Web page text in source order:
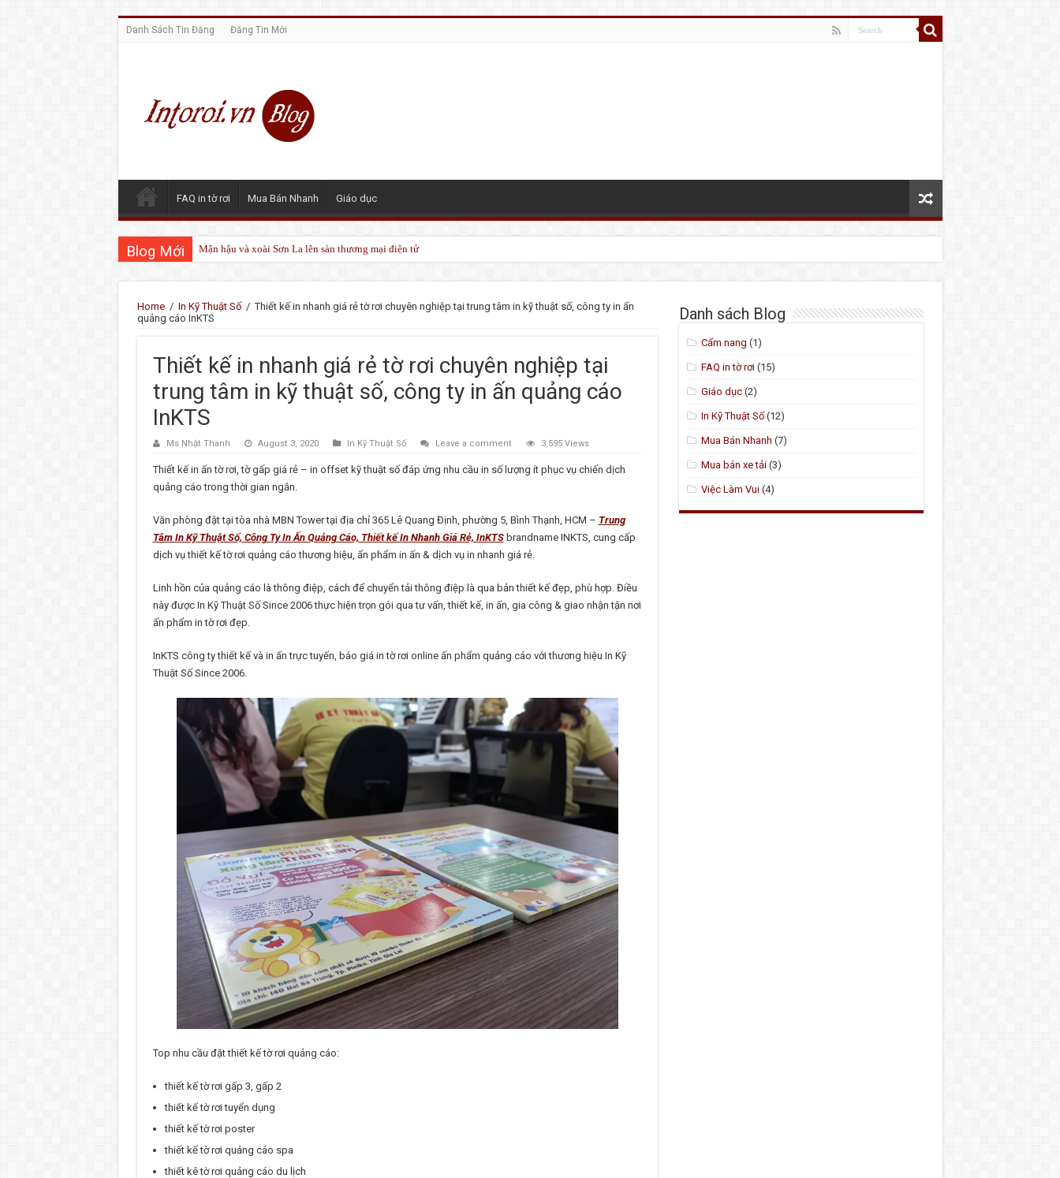
Danh Sách Tin Đăng Đăng Tin Mới
FAQ in tờ rơi Mua Bán Nhanh Giáo dục
Blog Mới Mận hậu và xoài Sơn La lên sàn thương mại điện tử
Home / In Kỹ Thuật Số / Thiết kế in nhanh giá rẻ tờ rơi chuyên nghiệp tại trung tâm in kỹ thuật số, công ty in ấn
quảng cáo InKTS
Thiết kế in nhanh giá rẻ tờ rơi chuyên nghiệp tại
trung tâm in kỹ thuật số, công ty in ấn quảng cáo
InKTS
Ms Nhật Thanh August 3, 2020 In Kỹ Thuật Số Leave a comment 3,595 Views
Thiết kế in ấn tờ rơi, tờ gấp giá rẻ – in offset kỹ thuật số đáp ứng nhu cầu in số lượng ít phục vụ chiến dịch
quảng cáo trong thời gian ngắn.
Văn phòng đặt tại tòa nhà MBN Tower tại địa chỉ 365 Lê Quang Định, phường 5, Bình Thạnh, HCM – Trung
Tâm In Kỹ Thuật Số, Công Ty In Ấn Quảng Cáo, Thiết kế In Nhanh Giá Rẻ, InKTSbrandname INKTS, cung cấp
dịch vụ thiết kế tờ rơi quảng cáo thương hiệu, ấn phẩm in ấn & dịch vụ in nhanh giá rẻ.
Linh hồn của quảng cáo là thông điệp, cách để chuyển tải thông điệp là qua bản thiết kế đẹp, phù hợp. Điều
này được In Kỹ Thuật Số Since 2006 thực hiện trọn gói qua tư vấn, thiết kế, in ấn, gia công & giao nhận tận nơi
ấn phẩm in tờ rơi đẹp.
InKTS công ty thiết kế và in ấn trực tuyến, báo giá in tờ rơi online ấn phẩm quảng cáo với thương hiệu In Kỹ
Thuật Số Since 2006.
Top nhu cầu đặt thiết kế tờ rơi quảng cáo:
thiết kế tờ rơi gấp 3, gấp 2
thiết kế tờ rơi tuyển dụng
thiết kế tờ rơi poster
thiết kế tờ rơi quảng cáo spa
thiết kê tờ rơi quảng cáo du lịch
Danh sách Blog
Cẩm nang (1)
FAQ in tờ rơi (15)
Giáo dục (2)
In Kỹ Thuật Số (12)
Mua Bán Nhanh (7)
Mua bán xe tải (3)
Việc Làm Vui (4)